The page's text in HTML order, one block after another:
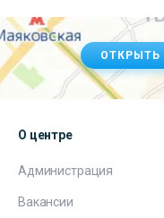
ОТКРЫТЬ
О центре
Администрация
Вакансии